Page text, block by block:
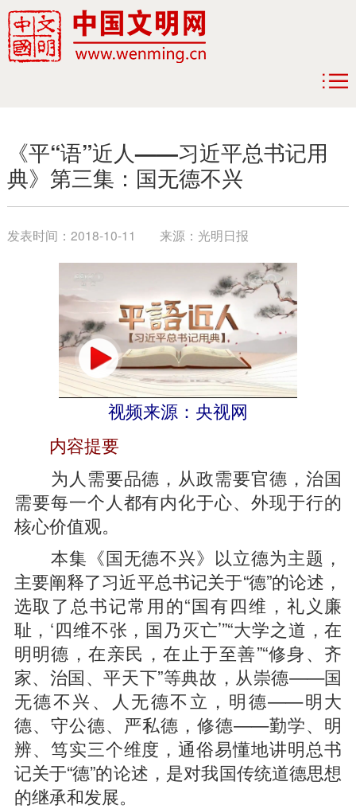
《平“语”近人——习近平总书记用
典》第三集：国无德不兴
发表时间： 2018-10-11 来源： 光明日报
视频来源：央视网
内容提要
为人需要品德，从政需要官德，治国
需要每一个人都有内化于心、外现于行的
核心价值观。
本集《国无德不兴》以立德为主题，
主要阐释了习近平总书记关于“德”的论述，
选取了总书记常用的“国有四维，礼义廉
耻，‘四维不张，国乃灭亡’”“大学之道，在
明明德，在亲民，在止于至善”“修身、齐
家、治国、平天下”等典故，从崇德——国
无德不兴、人无德不立，明德——明大
德、守公德、严私德，修德——勤学、明
辨、笃实三个维度，通俗易懂地讲明总书
记关于“德”的论述，是对我国传统道德思想
的继承和发展。